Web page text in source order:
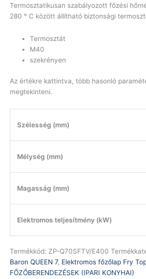
Termosztatikusan szabályozott főzési
280 ° C között állítható biztonsági
Termosztát
M40
szekrényen
Az értékre kattintva, több hasonló
megtekinteni.
Szélesség (mm)
Mélység (mm)
Magasság (mm)
Elektromos teljesítmény (kW)
Termékkód: ZP-Q70SFTV/E400
Baron QUEEN 7, Elektromos főzőlap Fry
FŐZŐBERENDEZÉSEK (IPARI KONYHAI)